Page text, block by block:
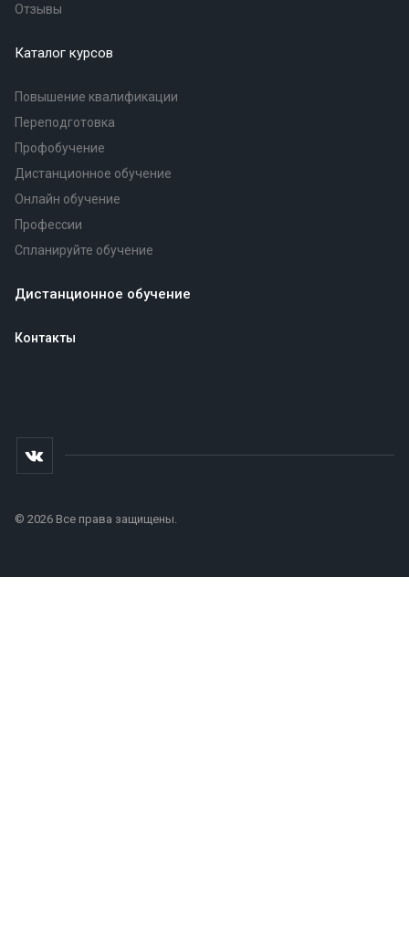
Отзывы
Каталог курсов
Повышение квалификации
Переподготовка
Профобучение
Дистанционное обучение
Онлайн обучение
Профессии
Спланируйте обучение
Дистанционное обучение
Контакты
© 2026 Все права защищены.